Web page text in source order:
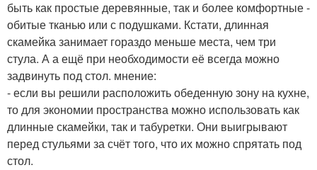
быть как простые деревянные, так и более комфортные -
обитые тканью или с подушками. Кстати, длинная
скамейка занимает гораздо меньше места, чем три
стула. А а ещё при необходимости её всегда можно
задвинуть под стол. мнение:
- если вы решили расположить обеденную зону на кухне,
то для экономии пространства можно использовать как
длинные скамейки, так и табуретки. Они выигрывают
перед стульями за счёт того, что их можно спрятать под
стол.